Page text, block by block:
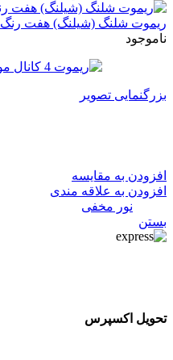
ریموت شلنگ (شیلنگ) هفت رنگ
ناموجود
بزرگنمایی تصویر
افزودن به مقایسه
افزودن به علاقه مندی
نور مخفی
بستن
تحویل اکسپرس